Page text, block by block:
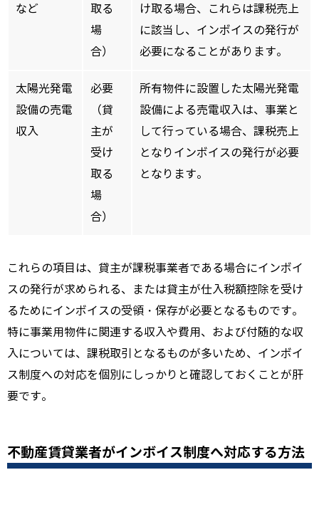
など
取る
場
合）
け取る場合、これらは課税売上
に該当し、インボイスの発行が
必要になることがあります。
太陽光発電
設備の売電
収入
必要
（貸
主が
受け
取る
場
合）
所有物件に設置した太陽光発電
設備による売電収入は、事業と
して行っている場合、課税売上
となりインボイスの発行が必要
となります。
これらの項目は、貸主が課税事業者である場合にインボイ
スの発行が求められる、または貸主が仕入税額控除を受け
るためにインボイスの受領・保存が必要となるものです。
特に事業用物件に関連する収入や費用、および付随的な収
入については、課税取引となるものが多いため、インボイ
ス制度への対応を個別にしっかりと確認しておくことが肝
要です。
不動産賃貸業者がインボイス制度へ対応する方法